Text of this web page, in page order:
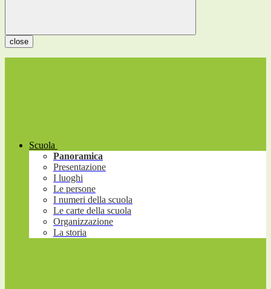
close
Scuola
Panoramica
Presentazione
I luoghi
Le persone
I numeri della scuola
Le carte della scuola
Organizzazione
La storia